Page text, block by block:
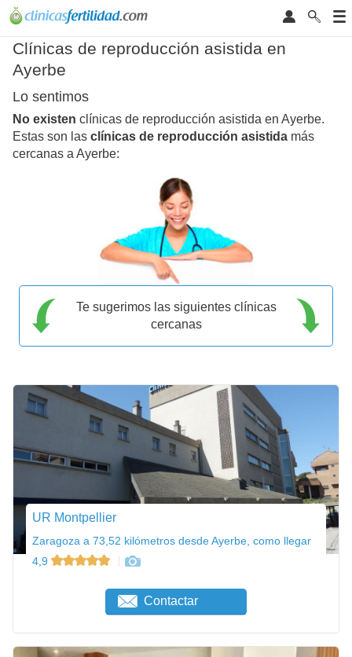
Clínicas de reproducción asistida en
Ayerbe
Lo sentimos
No existen clínicas de reproducción asistida en Ayerbe.
Estas son las clínicas de reproducción asistida más
cercanas a Ayerbe:
Te sugerimos las siguientes clínicas
cercanas
UR Montpellier
Zaragoza a 73,52 kilómetros desde Ayerbe, como llegar
4,9
Contactar